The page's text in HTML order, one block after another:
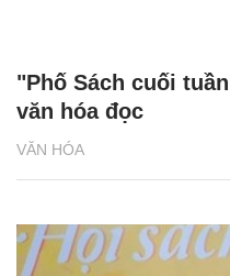
VĂN HÓA
"Phố Sách cuối
văn hóa đọc